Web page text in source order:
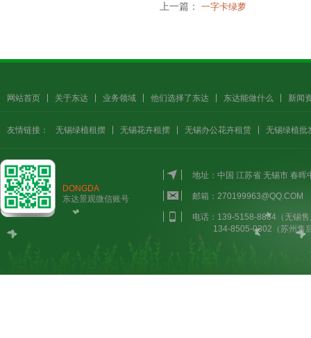
上一篇： 一字卡绿萝
网站首页 关于东达 业务领域 他们选择了东达 东达能做什么 新闻
友情链接： 无锡绿植租摆 无锡花卉租摆 无锡办公花卉租赁 无锡绿植批
DONGDA
东达景观微信账号
地址：中国 江苏省 无锡市 春
邮箱：270199963@QQ.COM
电话：139-5158-8884（无锡
134-8505-0302（苏州售后